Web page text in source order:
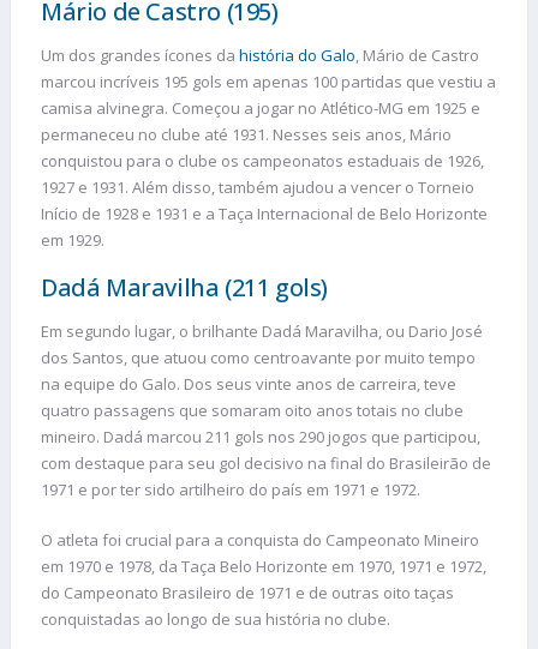
Mário de Castro (195)
Um dos grandes ícones da história do Galo, Mário de Castro
marcou incríveis 195 gols em apenas 100 partidas que vestiu a
camisa alvinegra. Começou a jogar no Atlético-MG em 1925 e
permaneceu no clube até 1931. Nesses seis anos, Mário
conquistou para o clube os campeonatos estaduais de 1926,
1927 e 1931. Além disso, também ajudou a vencer o Torneio
Início de 1928 e 1931 e a Taça Internacional de Belo Horizonte
em 1929.
Dadá Maravilha (211 gols)
Em segundo lugar, o brilhante Dadá Maravilha, ou Dario José
dos Santos, que atuou como centroavante por muito tempo
na equipe do Galo. Dos seus vinte anos de carreira, teve
quatro passagens que somaram oito anos totais no clube
mineiro. Dadá marcou 211 gols nos 290 jogos que participou,
com destaque para seu gol decisivo na final do Brasileirão de
1971 e por ter sido artilheiro do país em 1971 e 1972.
O atleta foi crucial para a conquista do Campeonato Mineiro
em 1970 e 1978, da Taça Belo Horizonte em 1970, 1971 e 1972,
do Campeonato Brasileiro de 1971 e de outras oito taças
conquistadas ao longo de sua história no clube.